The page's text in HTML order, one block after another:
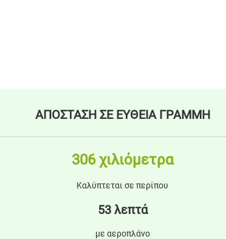
ΑΠΟΣΤΑΣΗ ΣΕ ΕΥΘΕΙΑ ΓΡΑΜΜΗ
306 χιλιόμετρα
Καλύπτεται σε περίπου
53 λεπτά
με αεροπλάνο